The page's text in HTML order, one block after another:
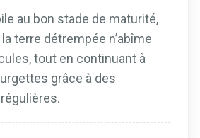
au bon stade de maturité,
terre détrempée n’abîme
tout en continuant à
grâce à des